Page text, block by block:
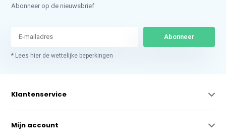
Abonneer op de nieuwsbrief
Abonneer
* Lees hier de wettelijke beperkingen
Klantenservice
Mijn account